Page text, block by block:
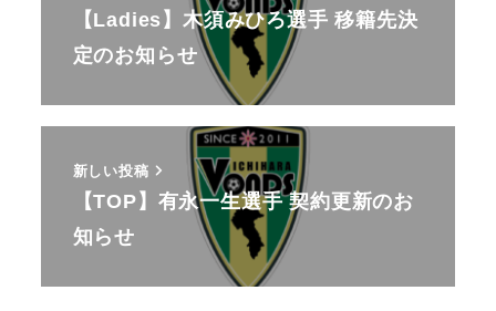
【Ladies】木須みひろ選手 移籍先決
定のお知らせ
新しい投稿
【TOP】有永一生選手 契約更新のお
知らせ